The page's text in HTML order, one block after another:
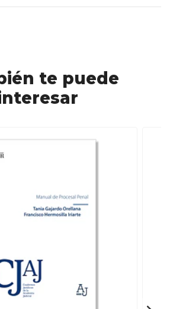
te puede